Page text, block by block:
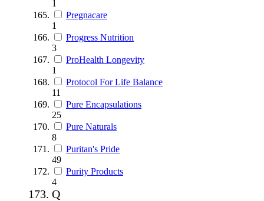
1
Pregnacare
1
Progress Nutrition
3
ProHealth Longevity
1
Protocol For Life Balance
11
Pure Encapsulations
25
Pure Naturals
8
Puritan's Pride
49
Purity Products
4
Q